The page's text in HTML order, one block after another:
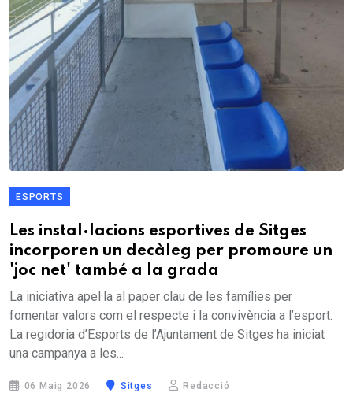
ESPORTS
Les instal·lacions esportives de Sitges
incorporen un decàleg per promoure un
'joc net' també a la grada
La iniciativa apel·la al paper clau de les famílies per
fomentar valors com el respecte i la convivència a l’esport.
La regidoria d’Esports de l’Ajuntament de Sitges ha iniciat
una campanya a les...
06 Maig 2026 Sitges Redacció